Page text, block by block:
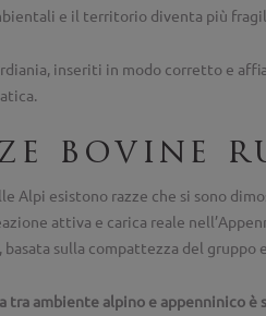
e il territorio diventa più
inseriti in modo corretto e
bovine
Alpi esistono razze che si sono
attiva e carica reale
sulla compattezza del gruppo
tra ambiente alpino e appenninico è